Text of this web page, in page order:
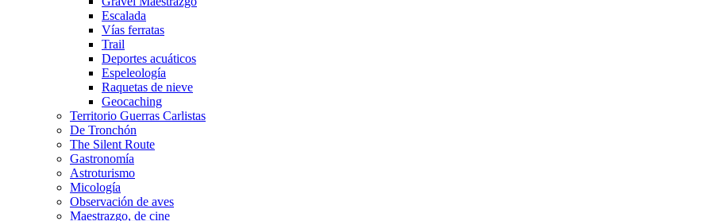
Escalada
Vías ferratas
Trail
Deportes acuáticos
Espeleología
Raquetas de nieve
Geocaching
Territorio Guerras Carlistas
De Tronchón
The Silent Route
Gastronomía
Astroturismo
Micología
Observación de aves
Maestrazgo, de cine